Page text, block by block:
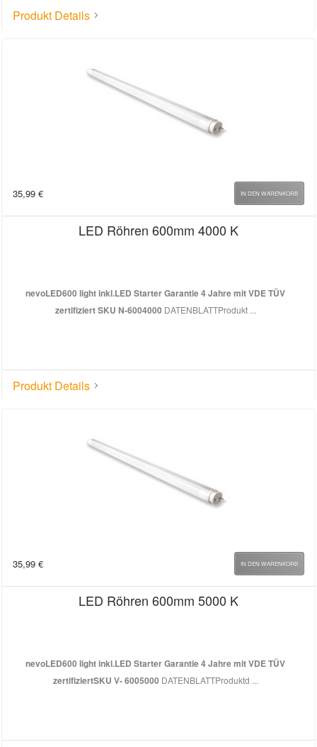
Produkt Details
35,99 € IN DEN WARENKORB
LED Röhren 600mm 4000 K
nevoLED600 light inkl.LED Starter Garantie 4 Jahre mit VDE TÜV
zertifiziertSKU N-6004000 DATENBLATTProdukt ...
Produkt Details
35,99 € IN DEN WARENKORB
LED Röhren 600mm 5000 K
nevoLED600 light inkl.LED Starter Garantie 4 Jahre mit VDE TÜV
zertifiziertSKU V- 6005000 DATENBLATTProduktd ...